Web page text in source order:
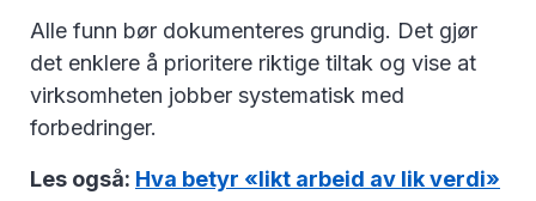
Alle funn bør dokumenteres grundig. Det gjør
det enklere å prioritere riktige tiltak og vise at
virksomheten jobber systematisk med
forbedringer.
Les også: Hva betyr «likt arbeid av lik verdi»